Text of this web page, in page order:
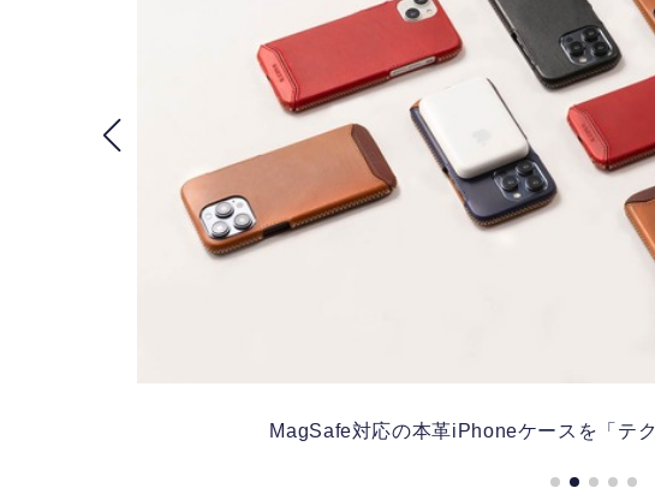
MagSafe対応の本革iPhoneケースを「テ